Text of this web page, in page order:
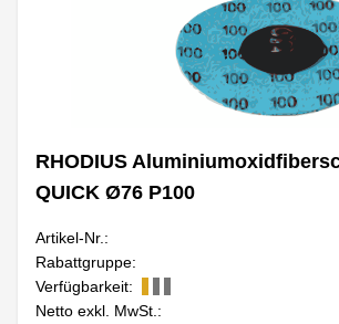
RHODIUS
QUICK Ø76 P100
Artikel-Nr.:
Rabattgruppe:
Verfügbarkeit:
Netto exkl. MwSt.: